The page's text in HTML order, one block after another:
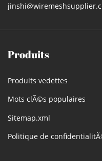
Produits
Produits vedettes
Mots clÃ©s populaires
Sitemap.xml
Politique de